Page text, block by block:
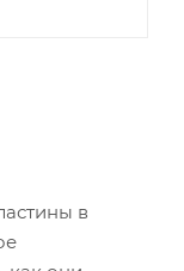
в